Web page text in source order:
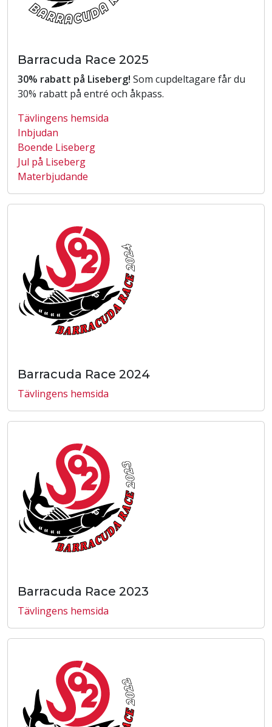
Barracuda Race 2025
30% rabatt på Liseberg! Som cupdeltagare får du
30% rabatt på entré och åkpass.
Tävlingens hemsida
Inbjudan
Boende Liseberg
Jul på Liseberg
Materbjudande
Barracuda Race 2024
Tävlingens hemsida
Barracuda Race 2023
Tävlingens hemsida